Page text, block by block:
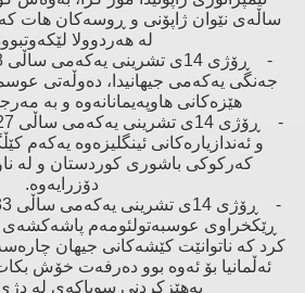
ساڵەی نێوان ژاپۆنی ‌و ڕوسەكان هات
لە هەردوولا
جەنگی یەكەمی جیهانیدا، دەوڵەتی
هێزەكانی هاوپەیمانانەوە ‌و بە
‌و ئەندازیارەكانی ئینگلیزەوە یەكەم
كەركوكی باشوری كوردستان ‌و لە
دۆزرایەوە.
ڕێكخراوی عوسبەتولئومەم پاشەكشەی
كرد كە ناتوانێت كێشەكانی جیهان
ئەڵمانیا بۆ ئەوە بوو دەرفەت خۆش
بەهێزكردنی سوپاكەی لە دژی